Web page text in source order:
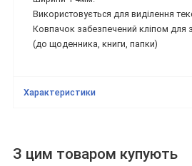
Використовується для виділення
Ковпачок забезпечений кліпом для
(до щоденника, книги, папки)
Характеристики
З цим товаром купують